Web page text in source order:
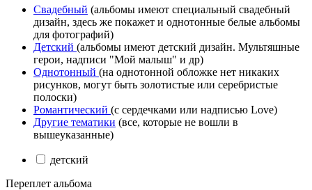
Свадебный (альбомы имеют специальный свадебный
дизайн, здесь же покажет и однотонные белые альбомы
для фотографий)
Детский (альбомы имеют детский дизайн. Мультяшные
герои, надписи "Мой малыш" и др)
Однотонный (на однотонной обложке нет никаких
рисунков, могут быть золотистые или серебристые
полоски)
Романтический (с сердечками или надписью Love)
Другие тематики (все, которые не вошли в
вышеуказанные)
детский
Переплет альбома